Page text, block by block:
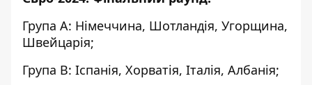
Група А: Німеччина, Шотландія, Угорщина,
Швейцарія;
Група B: Іспанія, Хорватія, Італія, Албанія;